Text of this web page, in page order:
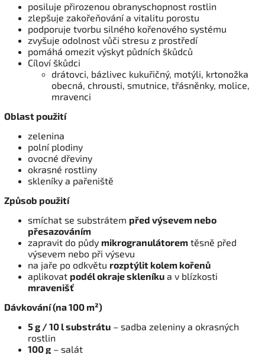
posiluje přirozenou obranyschopnost rostlin
zlepšuje zakořeňování a vitalitu porostu
podporuje tvorbu silného kořenového systému
zvyšuje odolnost vůči stresu z prostředí
pomáhá omezit výskyt půdních škůdců
Cíloví škůdci
drátovci, bázlivec kukuřičný, motýli, krtonožka
obecná, chrousti, smutnice, třásněnky, molice,
mravenci
Oblast použití
zelenina
polní plodiny
ovocné dřeviny
okrasné rostliny
skleníky a pařeniště
Způsob použití
smíchat se substrátem před výsevem nebo
přesazováním
zapravit do půdy mikrogranulátorem těsně před
výsevem nebo při výsevu
na jaře po odkvětu rozptýlit kolem kořenů
aplikovat podél okraje skleníku a v blízkosti
mravenišť
Dávkování (na 100 m²)
5 g / 10 l substrátu – sadba zeleniny a okrasných
rostlin
100 g – salát